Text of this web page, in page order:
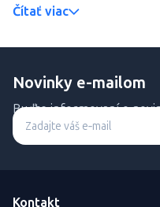
Čítať viac
Novinky e-mailom
Buďte informovaní o
Kontakt